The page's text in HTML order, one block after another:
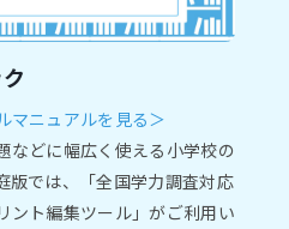
マニュアルを見る＞
などに幅広く使える小学校の
では、「全国学力調査対応
ント編集ツール」がご利用い